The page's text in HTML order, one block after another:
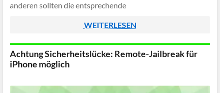
anderen sollten die entsprechende
WEITERLESEN
Achtung Sicherheitslücke: Remote-Jailbreak für
iPhone möglich